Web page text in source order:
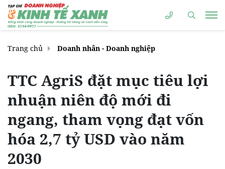
Trang chủ Doanh nhân - Doanh nghiệp
TTC AgriS đặt mục tiêu lợi
nhuận niên độ mới đi
ngang, tham vọng đạt vốn
hóa 2,7 tỷ USD vào năm
2030